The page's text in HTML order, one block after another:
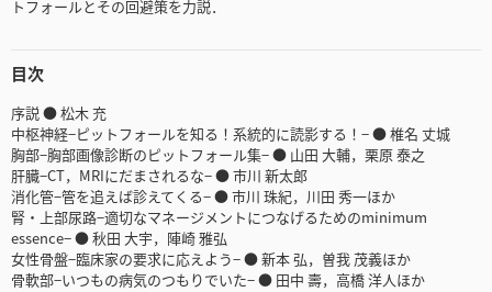
トフォールとその回避策を力説．
目次
序説 ● 松木 充
中枢神経−ピットフォールを知る！系統的に読影する！− ● 椎名 丈城
胸部−胸部画像診断のピットフォール集− ● 山田 大輔，栗原 泰之
肝臓−CT，MRIにだまされるな− ● 市川 新太郎
消化管−管を追えば診えてくる− ● 市川 珠紀，川田 秀一ほか
腎・上部尿路−適切なマネージメントにつなげるためのminimum
essence− ● 秋田 大宇，陣崎 雅弘
女性骨盤−臨床家の要求に応えよう− ● 新本 弘，曽我 茂義ほか
骨軟部−いつもの病気のつもりでいた− ● 田中 壽，高橋 洋人ほか